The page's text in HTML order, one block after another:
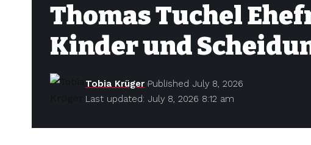
Thomas Tuchel
Kinder und
Last updated: July 8, 2026 8:12 am
Tobia Krüger Published July 8, 2026